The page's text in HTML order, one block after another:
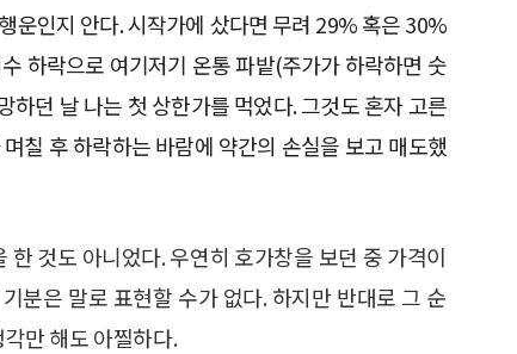
운인지 안다. 시작가에 샀다면 무려 29% 혹은 30%
하락으로 여기저기 온통 파밭(주가가 하락하면 숫
던 날 나는 첫 상한가를 먹었다. 그것도 혼자 고른
칠 후 하락하는 바람에 약간의 손실을 보고 매도했
것도 아니었다. 우연히 호가창을 보던 중 가격이
분은 말로 표현할 수가 없다. 하지만 반대로 그 순
만 해도 아찔하다.